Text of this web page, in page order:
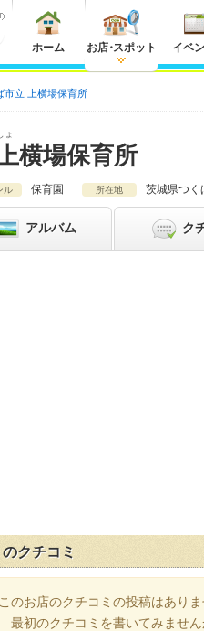
ホーム お店・スポット イベ
市立 上横場保育所
ょ
横場保育所
ル 保育園 所在地 茨城県つく
アルバム ク
クチコミ
このお店のクチコミの投稿はありま
最初のクチコミを書いてみません